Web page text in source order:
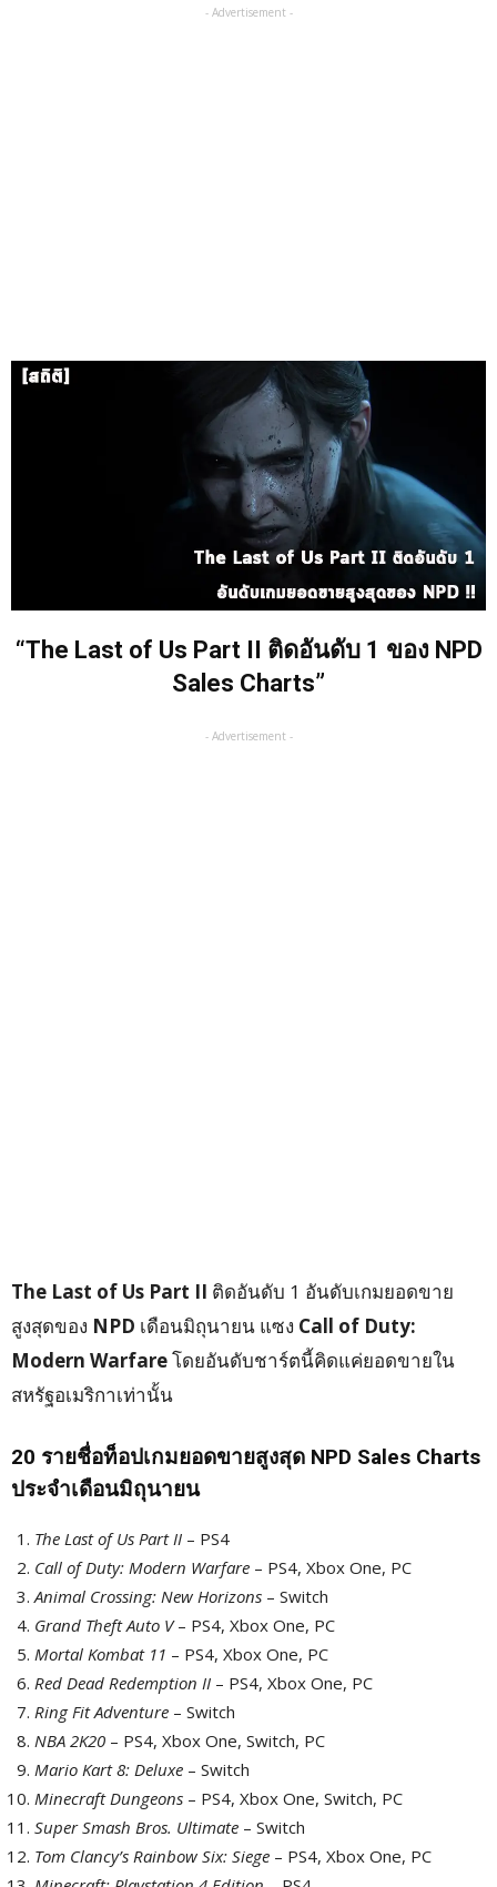
- Advertisement -
“The Last of Us Part II ติดอันดับ 1 ของ NPD
Sales Charts”
- Advertisement -
The Last of Us Part II ติดอันดับ 1 อันดับเกมยอดขาย
สูงสุดของ NPD เดือนมิถุนายน แซง Call of Duty:
Modern Warfareโดยอันดับชาร์ตนี้คิดแค่ยอดขายใน
สหรัฐอเมริกาเท่านั้น
20 รายชื่อท็อปเกมยอดขายสูงสุด NPD Sales Charts
ประจำเดือนมิถุนายน
The Last of Us Part II – PS4
Call of Duty: Modern Warfare – PS4, Xbox One, PC
Animal Crossing: New Horizons – Switch
Grand Theft Auto V– PS4, Xbox One, PC
Mortal Kombat 11 – PS4, Xbox One, PC
Red Dead Redemption II – PS4, Xbox One, PC
Ring Fit Adventure – Switch
NBA 2K20 – PS4, Xbox One, Switch, PC
Mario Kart 8: Deluxe – Switch
Minecraft Dungeons – PS4, Xbox One, Switch, PC
Super Smash Bros. Ultimate – Switch
Tom Clancy’s Rainbow Six: Siege – PS4, Xbox One, PC